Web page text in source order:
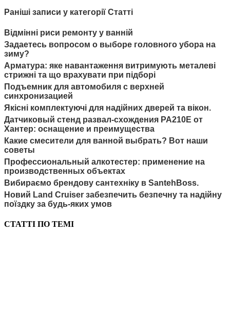
Раніші записи у категорії Статті
Відмінні риси ремонту у ванній
Задаетесь вопросом о выборе головного убора на
зиму?
Арматура: яке навантаження витримують металеві
стрижні та що врахувати при підборі
Подъемник для автомобиля с верхней
синхронизацией
Якісні комплектуючі для надійних дверей та вікон.
Датчиковый стенд развал-схождения PA210E от
Хантер: оснащение и преимущества
Какие смесители для ванной выбрать? Вот наши
советы
Профессиональный алкотестер: применение на
производственных объектах
Вибираємо брендову сантехніку в SantehBoss.
Новий Land Cruiser забезпечить безпечну та надійну
поїздку за будь-яких умов
СТАТТІ ПО ТЕМІ